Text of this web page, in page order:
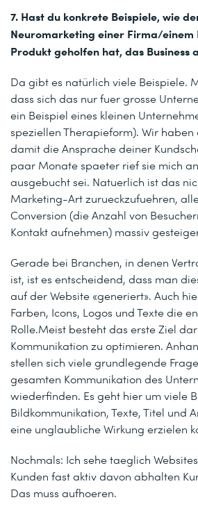
7. Hast du konkrete Beispiele, wie
Neuromarketing einer Firma/einem
Produkt geholfen hat, das Business
Da gibt es natürlich viele Beispiele.
dass sich das nur fuer grosse
ein Beispiel eines kleinen
speziellen Therapieform). Wir haben
damit die Ansprache deiner
paar Monate spaeter rief sie mich
ausgebucht sei. Natuerlich ist das
Marketing-Art zurueckzufuehren,
Conversion (die Anzahl von
Kontakt aufnehmen) massiv
Gerade bei Branchen, in denen
ist, ist es entscheidend, dass man
auf der Website «generiert». Auch
Farben, Icons, Logos und Texte die
Rolle.Meist besteht das erste Ziel
Kommunikation zu optimieren.
stellen sich viele grundlegende
gesamten Kommunikation des
wiederfinden. Es geht hier um viele
Bildkommunikation, Texte, Titel und
eine unglaubliche Wirkung erzielen
Nochmals: Ich sehe taeglich
Kunden fast aktiv davon abhalten
Das muss aufhoeren.